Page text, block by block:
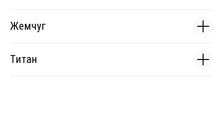
Жемчуг
Титан